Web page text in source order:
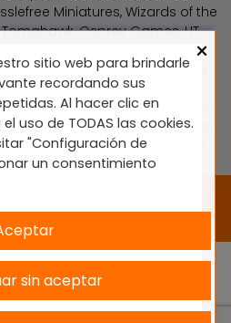
Miniatures, Wizards of the
Tomahawk, Osprey Games, HT
Ltd, The Ninth Age, World
Miniatures NZ Ltd, DC
Stones Productos y Diseños
Rings, Wizkids, NECA LLC, Edge
Marvel, Fantasy Flight Games
Lucasfilm Ltd.
por tu equipo Imedia
🚀
×
sitio web para brindarle
recordando sus
Al hacer clic en
uso de TODAS las cookies.
"Configuración de
un consentimiento
sin aceptar